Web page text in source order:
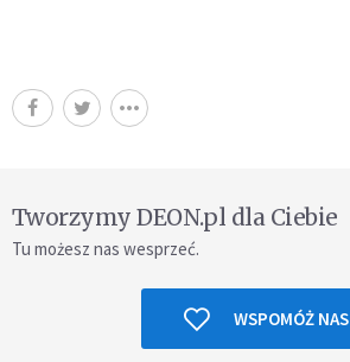
Tworzymy DEON.pl dla Ciebie
Tu możesz nas wesprzeć.
WSPOMÓŻ NAS